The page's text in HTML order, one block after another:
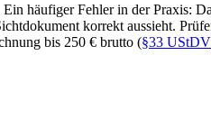
häufiger Fehler in der Praxis:
korrekt aussieht.
bis 250 € brutto (§33 UStDV